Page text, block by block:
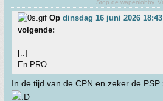
Stop de wapenlobby.
Op dinsdag 16 juni 2026 18:43
volgende:
[..]
En PRO
In de tijd van de CPN en zeker de PSP